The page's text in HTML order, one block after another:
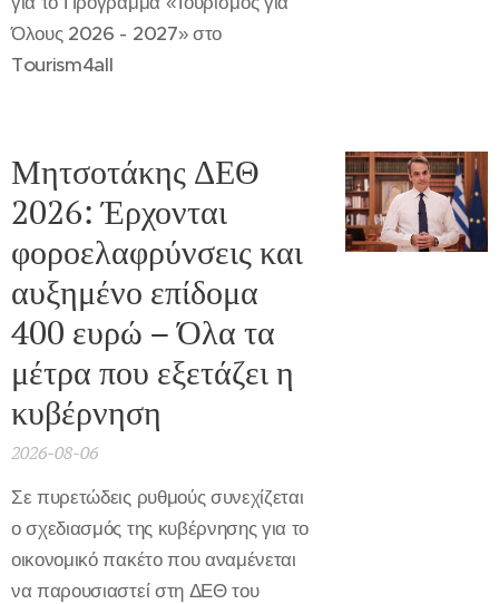
Όλους 2026 - 2027» στο
Tourism4all
Μητσοτάκης ΔΕΘ
2026: Έρχονται
φοροελαφρύνσεις και
αυξημένο επίδομα
400 ευρώ – Όλα τα
μέτρα που εξετάζει η
κυβέρνηση
2026-08-06
Σε πυρετώδεις ρυθμούς συνεχίζεται
ο σχεδιασμός της κυβέρνησης για το
οικονομικό πακέτο που αναμένεται
να παρουσιαστεί στη ΔΕΘ του